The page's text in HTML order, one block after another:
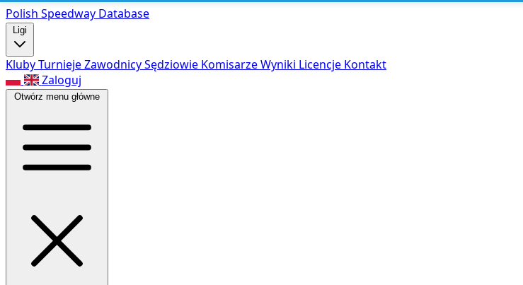
Polish Speedway Database
Ligi
KlubyTurniejeZawodnicySędziowie KomisarzeWyniki Licencje Kontakt
Zaloguj
Otwórz menu główne